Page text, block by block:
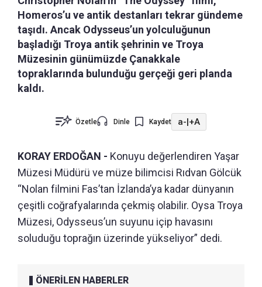
Homeros’u ve antik destanları tekrar gündeme
taşıdı. Ancak Odysseus’un yolculuğunun
başladığı Troya antik şehrinin ve Troya
Müzesinin günümüzde Çanakkale
topraklarında bulunduğu gerçeği geri planda
kaldı.
Özetle Dinle Kaydet a-|+A
KORAY ERDOĞAN - Konuyu değerlendiren Yaşar
Müzesi Müdürü ve müze bilimcisi Rıdvan Gölcük
“Nolan filmini Fas’tan İzlanda’ya kadar dünyanın
çeşitli coğrafyalarında çekmiş olabilir. Oysa Troya
Müzesi, Odysseus’un suyunu içip havasını
soluduğu toprağın üzerinde yükseliyor” dedi.
ÖNERİLEN HABERLER